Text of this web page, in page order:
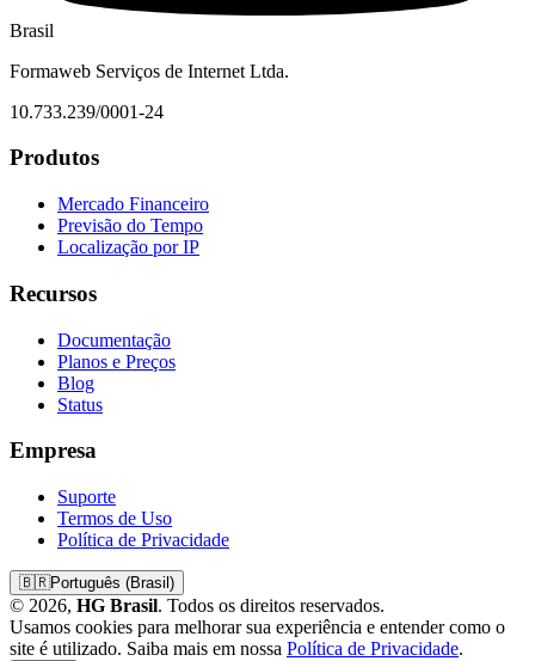
Brasil
Formaweb Serviços de Internet Ltda.
10.733.239/0001-24
Produtos
Mercado Financeiro
Previsão do Tempo
Localização por IP
Recursos
Documentação
Planos e Preços
Blog
Status
Empresa
Suporte
Termos de Uso
Política de Privacidade
🇧🇷Português (Brasil)
© 2026, HG Brasil. Todos os direitos reservados.
Usamos cookies para melhorar sua experiência e entender como o
site é utilizado. Saiba mais em nossa Política de Privacidade.